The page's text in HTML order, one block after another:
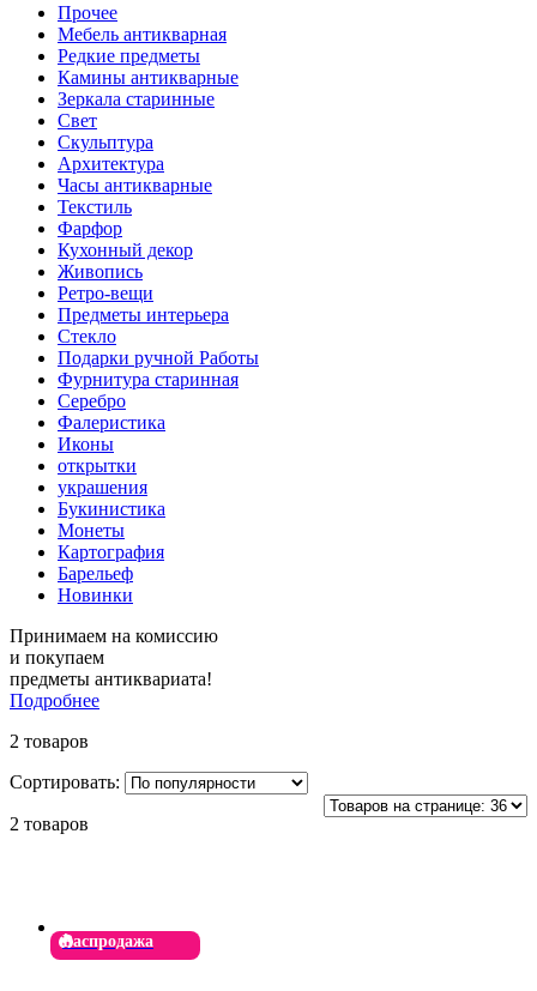
Прочее
Мебель антикварная
Редкие предметы
Камины антикварные
Зеркала старинные
Свет
Скульптура
Архитектура
Часы антикварные
Текстиль
Фарфор
Кухонный декор
Живопись
Ретро-вещи
Предметы интерьера
Стекло
Подарки ручной Работы
Фурнитура старинная
Серебро
Фалеристика
Иконы
открытки
украшения
Букинистика
Монеты
Картография
Барельеф
Новинки
Принимаем на комиссию
и покупаем
предметы антиквариата!
Подробнее
2 товаров
Сортировать:
2 товаров
Распродажа